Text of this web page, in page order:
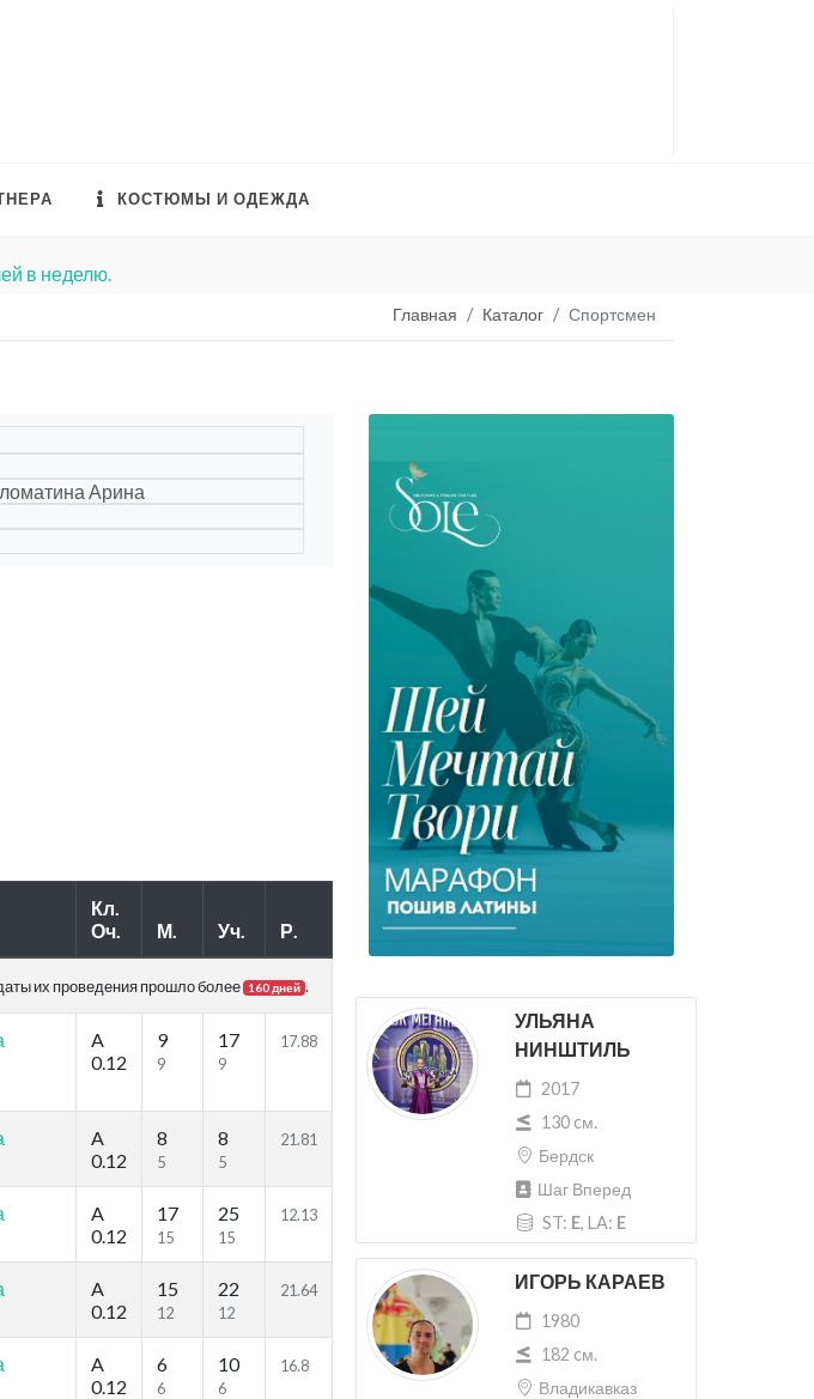
КОСТЮМЫ И ОДЕЖДА
в неделю.
Главная Каталог Спортсмен
УЛЬЯНА
НИНШТИЛЬ
2017
130 cм.
Бердск
Шаг Вперед
ST: E, LA: E
ИГОРЬ КАРАЕВ
1980
182 cм.
Владикавказ
Арина
Кл.
Оч.
М. Уч. Р.
их проведения прошло более 160 дней .
A
0.12
9
9
17
9
17.88
A
0.12
8
5
8
5
21.81
A
0.12
17
15
25
15
12.13
A
0.12
15
12
22
12
21.64
A
0.12
6
6
10
6
16.8